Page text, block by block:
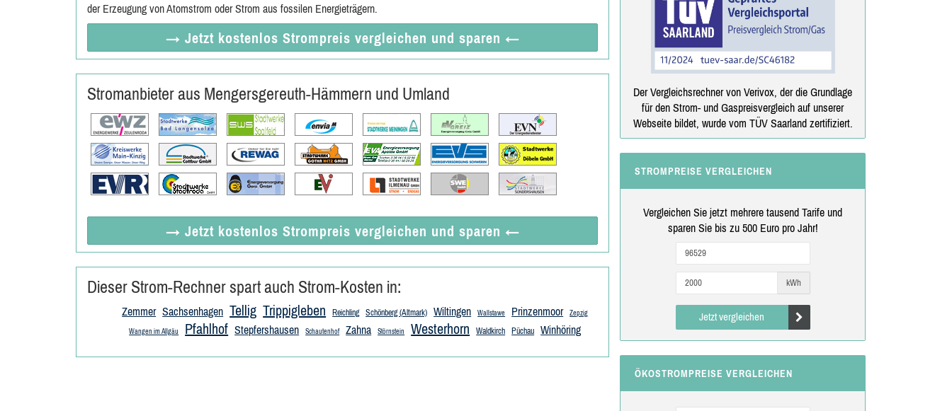
der Erzeugung von Atomstrom oder Strom aus fossilen Energieträgern.
→ Jetzt kostenlos Strompreis vergleichen und sparen ←
Stromanbieter aus Mengersgereuth-Hämmern und Umland
→ Jetzt kostenlos Strompreis vergleichen und sparen ←
Dieser Strom-Rechner spart auch Strom-Kosten in:
Zemmer Sachsenhagen Tellig Trippigleben Reichling Schönberg (Altmark) Wiltingen Wallstawe Prinzenmoor Zepzig
Wangen im Allgäu Pfahlhof Stepfershausen Schautenhof Zahna Störnstein Westerhorn Waldkirch Püchau Winhöring
Der Vergleichsrechner von Verivox, der die Grundlage
für den Strom- und Gaspreisvergleich auf unserer
Webseite bildet, wurde vom TÜV Saarland zertifiziert.
STROMPREISE VERGLEICHEN
Vergleichen Sie jetzt mehrere tausend Tarife und
sparen Sie bis zu 500 Euro pro Jahr!
kWh
Jetzt vergleichen
ÖKOSTROMPREISE VERGLEICHEN